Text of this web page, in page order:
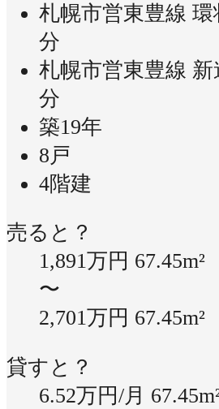
札幌市営東豊線
分
札幌市営東豊線 新
分
築19年
8戸
4階建
売ると？
1,891万円 67.45m²
〜
2,701万円 67.45m²
貸すと？
6.52万円/月